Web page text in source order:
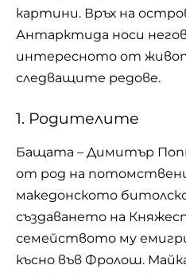
картини. Връх на
Антарктида носи
интересното от
следващите редове.
1. Родителите
Бащата – Димитър
от род на
македонското
създаването на
семейството му
късно във Фролош.